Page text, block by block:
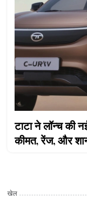
टाटा ने लॉन्च की
कीमत, रेंज, और
खेल